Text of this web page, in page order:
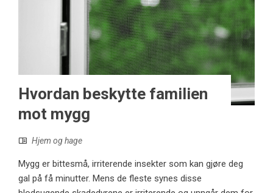
Hvordan beskytte familien
mot mygg
Hjem og hage
Mygg er bittesmå, irriterende insekter som kan gjøre deg
gal på få minutter. Mens de fleste synes disse